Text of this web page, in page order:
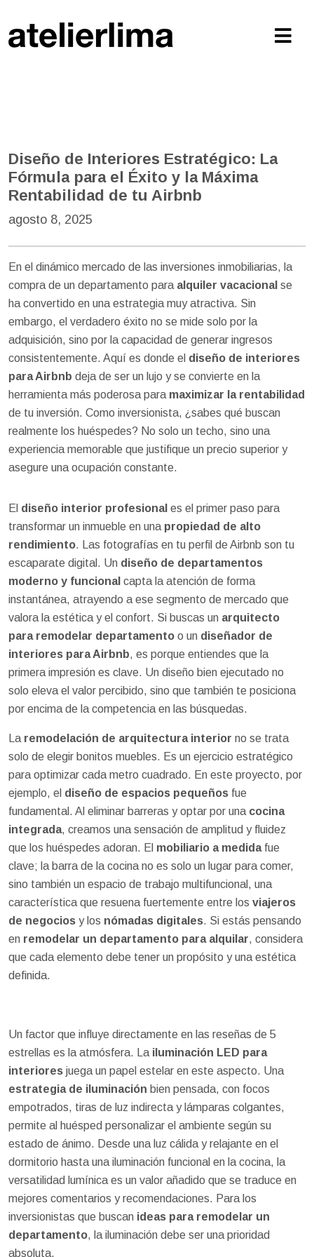
Diseño de Interiores Estratégico: La
Fórmula para el Éxito y la Máxima
Rentabilidad de tu Airbnb
agosto 8, 2025
En el dinámico mercado de las inversiones inmobiliarias, la
compra de un departamento para alquiler vacacional se
ha convertido en una estrategia muy atractiva. Sin
embargo, el verdadero éxito no se mide solo por la
adquisición, sino por la capacidad de generar ingresos
consistentemente. Aquí es donde el diseño de interiores
para Airbnb deja de ser un lujo y se convierte en la
herramienta más poderosa para maximizar la rentabilidad
de tu inversión. Como inversionista, ¿sabes qué buscan
realmente los huéspedes? No solo un techo, sino una
experiencia memorable que justifique un precio superior y
asegure una ocupación constante.
El diseño interior profesional es el primer paso para
transformar un inmueble en una propiedad de alto
rendimiento. Las fotografías en tu perfil de Airbnb son tu
escaparate digital. Un diseño de departamentos
moderno y funcional capta la atención de forma
instantánea, atrayendo a ese segmento de mercado que
valora la estética y el confort. Si buscas un arquitecto
para remodelar departamento o un diseñador de
interiores para Airbnb, es porque entiendes que la
primera impresión es clave. Un diseño bien ejecutado no
solo eleva el valor percibido, sino que también te posiciona
por encima de la competencia en las búsquedas.
La remodelación de arquitectura interior no se trata
solo de elegir bonitos muebles. Es un ejercicio estratégico
para optimizar cada metro cuadrado. En este proyecto, por
ejemplo, el diseño de espacios pequeños fue
fundamental. Al eliminar barreras y optar por una cocina
integrada, creamos una sensación de amplitud y fluidez
que los huéspedes adoran. El mobiliario a medidafue
clave; la barra de la cocina no es solo un lugar para comer,
sino también un espacio de trabajo multifuncional, una
característica que resuena fuertemente entre los viajeros
de negocios y los nómadas digitales. Si estás pensando
en remodelar un departamento para alquilar, considera
que cada elemento debe tener un propósito y una estética
definida.
Un factor que influye directamente en las reseñas de 5
estrellas es la atmósfera. La iluminación LED para
interiores juega un papel estelar en este aspecto. Una
estrategia de iluminación bien pensada, con focos
empotrados, tiras de luz indirecta y lámparas colgantes,
permite al huésped personalizar el ambiente según su
estado de ánimo. Desde una luz cálida y relajante en el
dormitorio hasta una iluminación funcional en la cocina, la
versatilidad lumínica es un valor añadido que se traduce en
mejores comentarios y recomendaciones. Para los
inversionistas que buscan ideas para remodelar un
departamento, la iluminación debe ser una prioridad
absoluta.